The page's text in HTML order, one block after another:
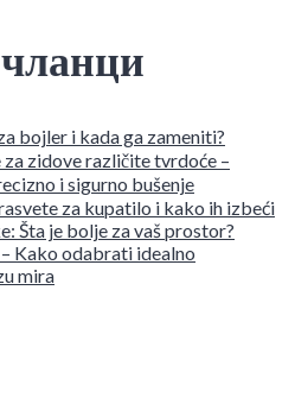
bojler i kada ga zameniti?
zidove različite tvrdoće –
i sigurno bušenje
za kupatilo i kako ih izbeći
Šta je bolje za vaš prostor?
Kako odabrati idealno
mira